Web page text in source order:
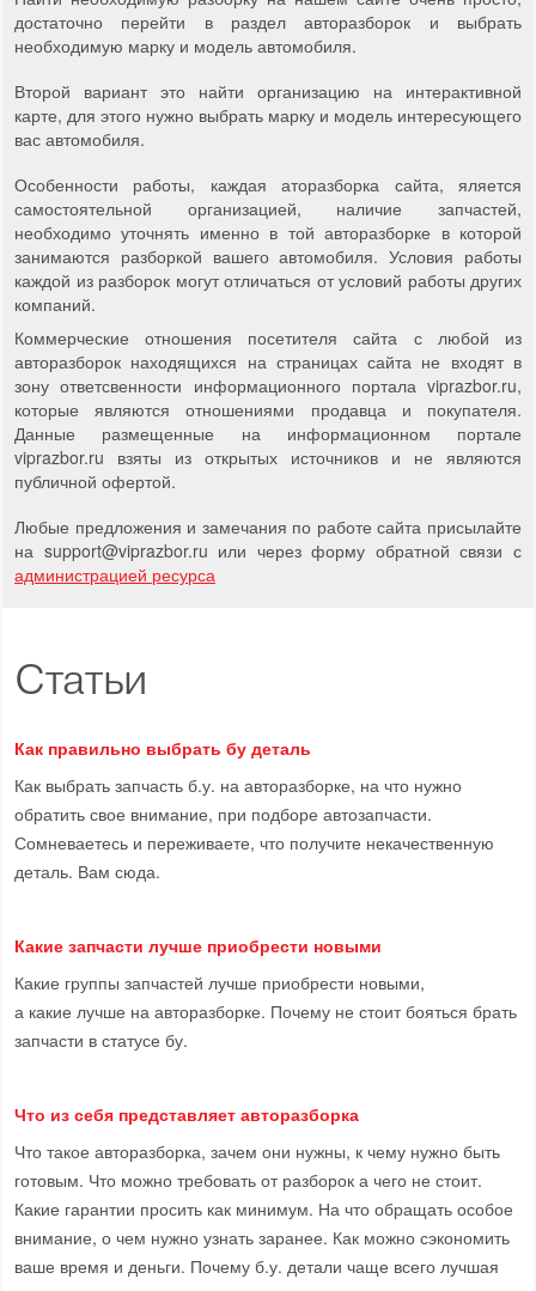
достаточно перейти в раздел авторазборок и выбрать
необходимую марку и модель автомобиля.
Второй вариант это найти организацию на интерактивной
карте, для этого нужно выбрать марку и модель интересующего
вас автомобиля.
Особенности работы, каждая аторазборка сайта, яляется
самостоятельной организацией, наличие запчастей,
необходимо уточнять именно в той авторазборке в которой
занимаются разборкой вашего автомобиля. Условия работы
каждой из разборок могут отличаться от условий работы других
компаний.
Коммерческие отношения посетителя сайта с любой из
авторазборок находящихся на страницах сайта не входят в
зону ответсвенности информационного портала viprazbor.ru,
которые являются отношениями продавца и покупателя.
Данные размещенные на информационном портале
viprazbor.ru взяты из открытых источников и не являются
публичной офертой.
Любые предложения и замечания по работе сайта присылайте
на support@viprazbor.ru или через форму обратной связи с
администрацией ресурса
Статьи
Как правильно выбрать бу деталь
Как выбрать запчасть б.у. на авторазборке, на что нужно
обратить свое внимание, при подборе автозапчасти.
Сомневаетесь и переживаете, что получите некачественную
деталь. Вам сюда.
Какие запчасти лучше приобрести новыми
Какие группы запчастей лучше приобрести новыми,
а какие лучше на авторазборке. Почему не стоит бояться брать
запчасти в статусе бу.
Что из себя представляет авторазборка
Что такое авторазборка, зачем они нужны, к чему нужно быть
готовым. Что можно требовать от разборок а чего не стоит.
Какие гарантии просить как минимум. На что обращать особое
внимание, о чем нужно узнать заранее. Как можно сэкономить
ваше время и деньги. Почему б.у. детали чаще всего лучшая